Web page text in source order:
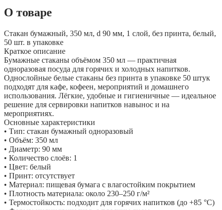
О товаре
Стакан бумажный, 350 мл, d 90 мм, 1 слой, без принта, белый,
50 шт. в упаковке
Краткое описание
Бумажные стаканы объёмом 350 мл — практичная
одноразовая посуда для горячих и холодных напитков.
Однослойные белые стаканы без принта в упаковке 50 штук
подходят для кафе, кофеен, мероприятий и домашнего
использования. Лёгкие, удобные и гигиеничные — идеальное
решение для сервировки напитков навынос и на
мероприятиях.
Основные характеристики
• Тип: стакан бумажный одноразовый
• Объём: 350 мл
• Диаметр: 90 мм
• Количество слоёв: 1
• Цвет: белый
• Принт: отсутствует
• Материал: пищевая бумага с влагостойким покрытием
• Плотность материала: около 230–250 г/м²
• Термостойкость: подходит для горячих напитков (до +85 °C)